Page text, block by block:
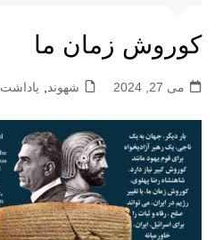
کوروش زمان ما
می 27, 2024 شهوند یاداشت